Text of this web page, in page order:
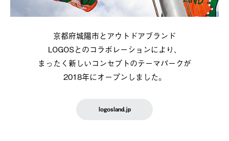
京都府城陽市とアウトドアブランド
LOGOSとのコラボレーションにより、
まったく新しいコンセプトのテーマパークが
2018年にオープンしました。
logosland.jp